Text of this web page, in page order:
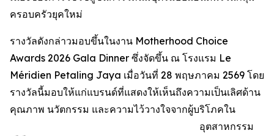
ครอบครัวยุคใหม่
รางวัลดังกล่าวมอบขึ้นในงาน Motherhood Choice
Awards 2026 Gala Dinner ซึ่งจัดขึ้น ณ โรงแรม Le
Méridien Petaling Jaya เมื่อวันที่ 28 พฤษภาคม 2569 โดย
รางวัลนี้มอบให้แก่แบรนด์ที่แสดงให้เห็นถึงความเป็นเลิศด้าน
คุณภาพ นวัตกรรม และความไว้วางใจจากผู้บริโภคใน
อุตสาหกรรม